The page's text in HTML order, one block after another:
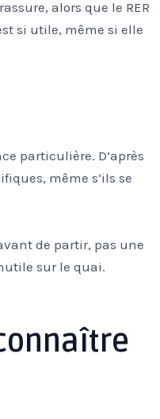
alors que le RER
si utile, même si elle
particulière. D’après
même s’ils se
de partir, pas une
sur le quai.